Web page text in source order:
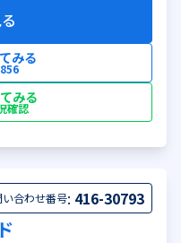
みる
みる
確認
い合わせ番号: 416-30793